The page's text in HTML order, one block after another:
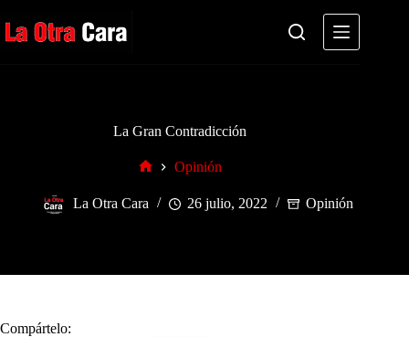
al
contenido
La Gran Contradicción
Opinión
La Otra Cara 26 julio, 2022 Opinión
Compártelo: